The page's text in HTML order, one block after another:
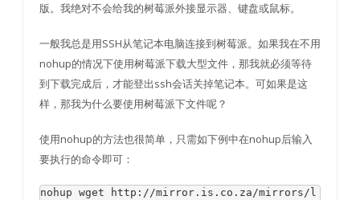
版。我绝对不会给我的树莓派外接显示器、键盘或鼠标。
一般我总是用SSH从笔记本电脑连接到树莓派。如果我在不用
nohup的情况下使用树莓派下载大型文件，那我就必须等待
到下载完成后，才能登出ssh会话关掉笔记本。可如果是这
样，那我为什么要使用树莓派下文件呢？
使用nohup的方法也很简单，只需如下例中在nohup后输入
要执行的命令即可：
nohup wget http : //mirror.is.co.za/mirrors/l